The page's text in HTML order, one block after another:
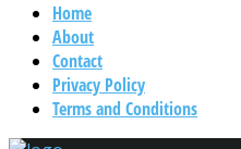
Home
About
Contact
Privacy Policy
Terms and Conditions